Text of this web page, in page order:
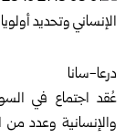
درعا-سانا
عُقد اجتماع في
والإنسانية وعدد